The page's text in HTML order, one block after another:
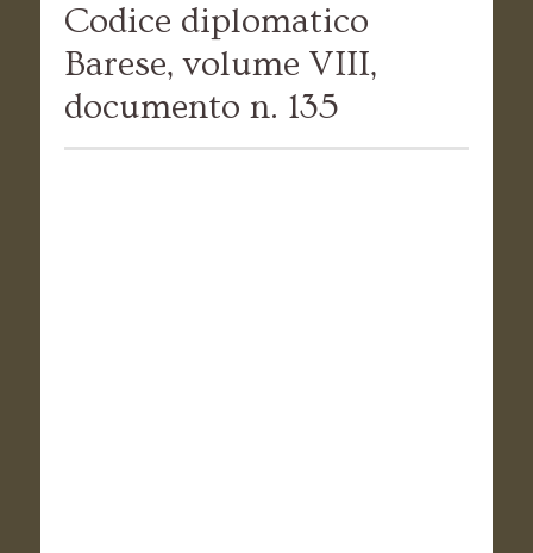
Codice diplomatico
Barese, volume VIII,
documento n. 135